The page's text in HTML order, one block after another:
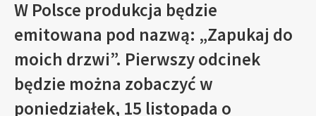
W Polsce produkcja będzie
emitowana pod nazwą: „Zapukaj do
moich drzwi”. Pierwszy odcinek
będzie można zobaczyć w
poniedziałek, 15 listopada o